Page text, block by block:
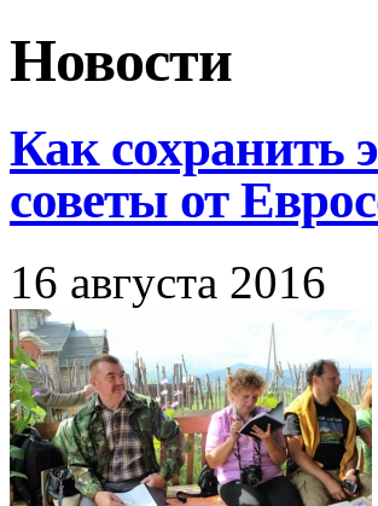
Новости
Как сохранить
советы от
16 августа 2016